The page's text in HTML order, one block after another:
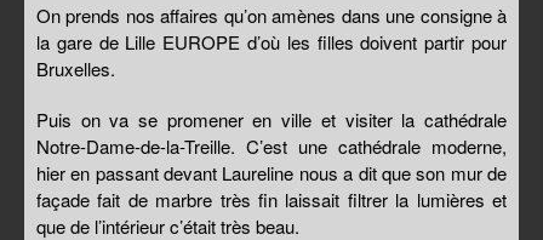
On prends nos affaires qu’on amènes dans une consigne à
la gare de Lille EUROPE d’où les filles doivent partir pour
Bruxelles.
Puis on va se promener en ville et visiter la cathédrale
Notre-Dame-de-la-Treille. C’est une cathédrale moderne,
hier en passant devant Laureline nous a dit que son mur de
façade fait de marbre très fin laissait filtrer la lumières et
que de l’intérieur c’était très beau.